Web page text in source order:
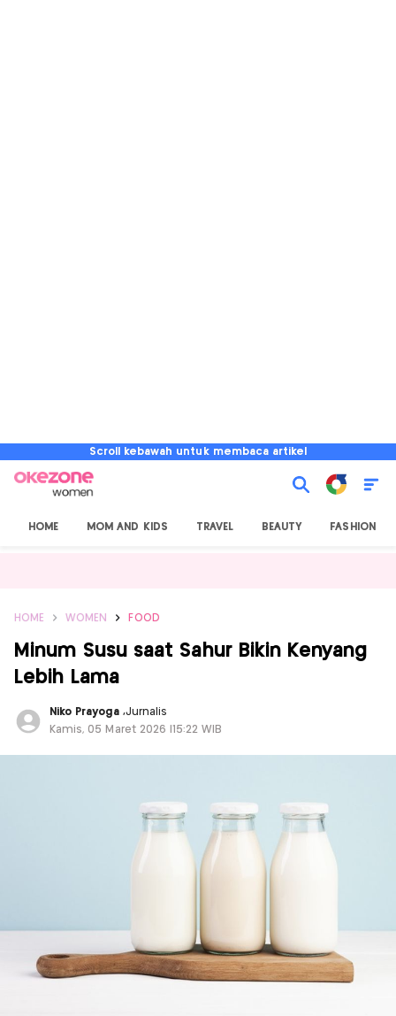
Scroll kebawah untuk membaca artikel
HOME MOM AND KIDS TRAVEL BEAUTY FASHION
HOME WOMEN FOOD
Minum Susu saat Sahur Bikin Kenyang
Lebih Lama
Niko Prayoga ,Jurnalis
Kamis, 05 Maret 2026 |15:22 WIB